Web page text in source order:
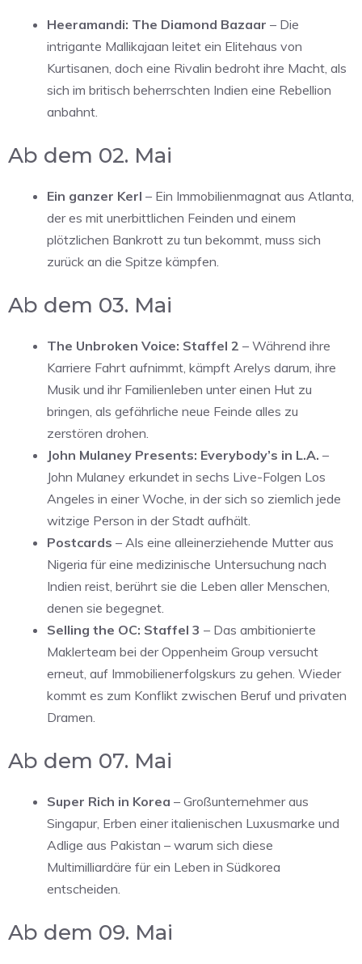
Heeramandi: The Diamond Bazaar – Die
intrigante Mallikajaan leitet ein Elitehaus von
Kurtisanen, doch eine Rivalin bedroht ihre Macht, als
sich im britisch beherrschten Indien eine Rebellion
anbahnt.
Ab dem 02. Mai
Ein ganzer Kerl – Ein Immobilienmagnat aus Atlanta,
der es mit unerbittlichen Feinden und einem
plötzlichen Bankrott zu tun bekommt, muss sich
zurück an die Spitze kämpfen.
Ab dem 03. Mai
The Unbroken Voice: Staffel 2 – Während ihre
Karriere Fahrt aufnimmt, kämpft Arelys darum, ihre
Musik und ihr Familienleben unter einen Hut zu
bringen, als gefährliche neue Feinde alles zu
zerstören drohen.
John Mulaney Presents: Everybody’s in L.A. –
John Mulaney erkundet in sechs Live-Folgen Los
Angeles in einer Woche, in der sich so ziemlich jede
witzige Person in der Stadt aufhält.
Postcards – Als eine alleinerziehende Mutter aus
Nigeria für eine medizinische Untersuchung nach
Indien reist, berührt sie die Leben aller Menschen,
denen sie begegnet.
Selling the OC: Staffel 3 – Das ambitionierte
Maklerteam bei der Oppenheim Group versucht
erneut, auf Immobilienerfolgskurs zu gehen. Wieder
kommt es zum Konflikt zwischen Beruf und privaten
Dramen.
Ab dem 07. Mai
Super Rich in Korea – Großunternehmer aus
Singapur, Erben einer italienischen Luxusmarke und
Adlige aus Pakistan – warum sich diese
Multimilliardäre für ein Leben in Südkorea
entscheiden.
Ab dem 09. Mai